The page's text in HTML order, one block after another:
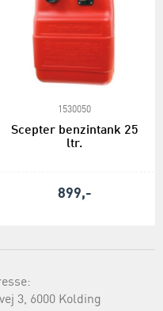
1530050
Scepter benzintank 25
ltr.
899,-
3, 6000 Kolding